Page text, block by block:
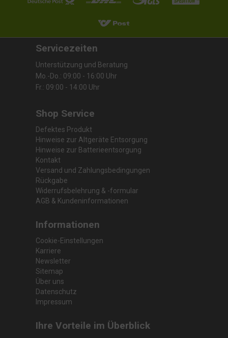
Servicezeiten
Unterstützung und Beratung
Mo.-Do.: 09:00 - 16:00 Uhr
Fr.: 09:00 - 14:00 Uhr
Shop Service
Defektes Produkt
Hinweise zur Altgeräte Entsorgung
Hinweise zur Batterieentsorgung
Kontakt
Versand und Zahlungsbedingungen
Rückgabe
Widerrufsbelehrung & -formular
AGB & Kundeninformationen
Informationen
Cookie-Einstellungen
Karriere
Newsletter
Sitemap
Über uns
Datenschutz
Impressum
Ihre Vorteile im Überblick